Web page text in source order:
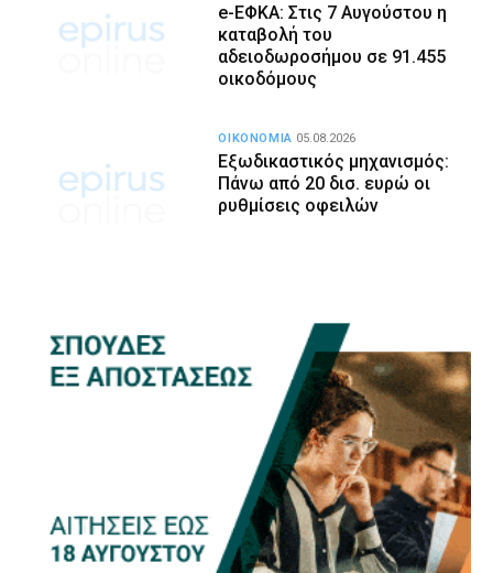
e-ΕΦΚΑ: Στις 7 Αυγούστου η
καταβολή του
αδειοδωροσήμου σε 91.455
οικοδόμους
Εξωδικαστικός μηχανισμός:
Πάνω από 20 δισ. ευρώ οι
ρυθμίσεις οφειλών
ΟΙΚΟΝΟΜΙΑ 05.08.2026